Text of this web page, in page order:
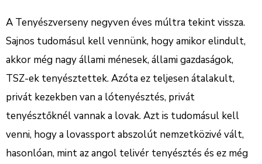
A Tenyészverseny negyven éves múltra tekint vissza.
Sajnos tudomásul kell vennünk, hogy amikor elindult,
akkor még nagy állami ménesek, állami gazdaságok,
TSZ-ek tenyésztettek. Azóta ez teljesen átalakult,
privát kezekben van a lótenyésztés, privát
tenyésztőknél vannak a lovak. Azt is tudomásul kell
venni, hogy a lovassport abszolút nemzetközivé vált,
hasonlóan, mint az angol telivér tenyésztés és ez még